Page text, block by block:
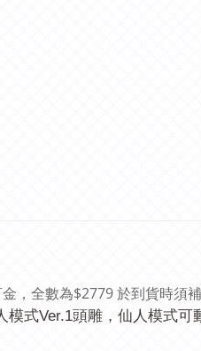
，全數為$2779 於到貨時須
模式Ver.1頭雕，仙人模式可